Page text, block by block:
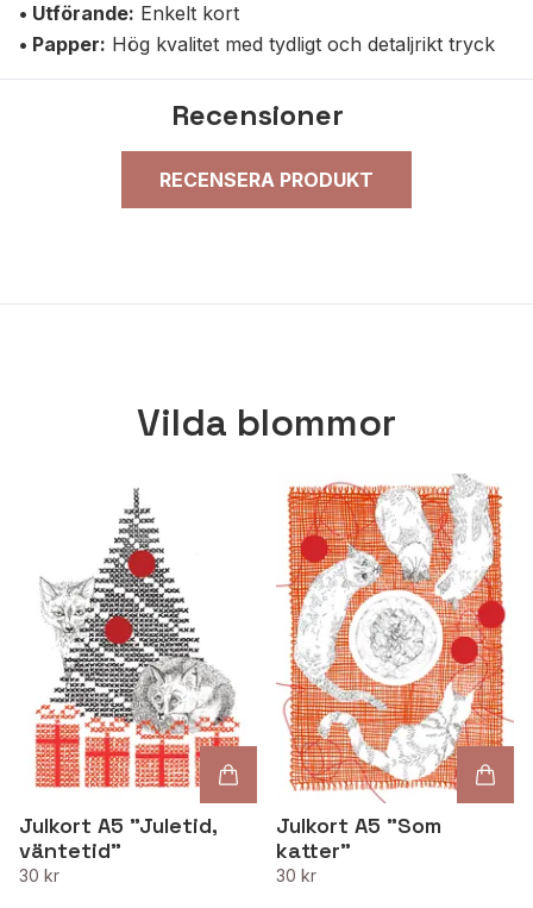
• Utförande: Enkelt kort
• Papper: Hög kvalitet med tydligt och detaljrikt tryck
Recensioner
RECENSERA PRODUKT
Vilda blommor
Julkort A5 "Juletid,
väntetid"
30 kr
Julkort A5 "Som
katter"
30 kr